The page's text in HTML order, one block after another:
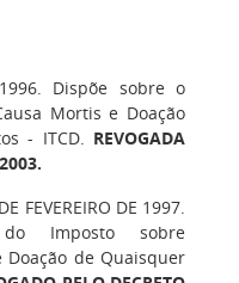
Dispõe sobre o
Mortis e Doação
- ITCD. REVOGADA
FEVEREIRO DE 1997.
Imposto sobre
de Quaisquer